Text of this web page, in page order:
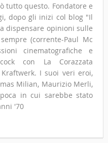
tutto questo. Fondatore e
dopo gli inizi col blog "Il
dispensare opinioni sulle
(corrente-Paul Mc
cinematografiche e
con La Corazzata
I suoi veri eroi,
Milian, Maurizio Merli,
in cui sarebbe stato
'70